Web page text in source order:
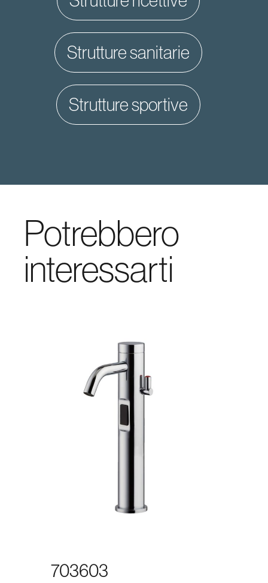
strutture sanitarie
strutture sportive
Potrebbero
interessarti
703603